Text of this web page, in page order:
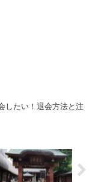
したい！退会方法と注